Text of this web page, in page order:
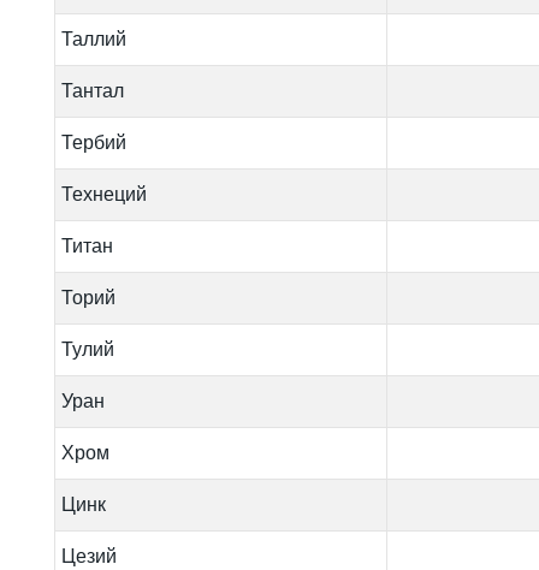
Таллий
Тантал
Тербий
Технеций
Титан
Торий
Тулий
Уран
Хром
Цинк
Цезий